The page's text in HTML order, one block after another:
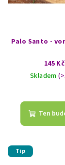
Palo Santo -
145 Kč
Skladem
Ten
Tip